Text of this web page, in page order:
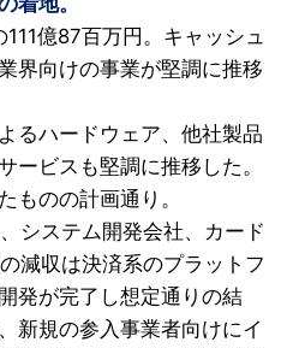
億87百万円。キャッシュ
界向けの事業が堅調に推移
るハードウェア、他社製品
ービスも堅調に推移した。
ものの計画通り。
システム開発会社、カード
減収は決済系のプラットフ
発が完了し想定通りの結
新規の参入事業者向けにイ